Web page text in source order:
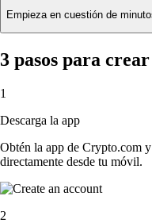
Empieza en cuestión de
3 pasos para
1
Descarga la app
Obtén la app de Crypto.com
directamente desde tu móvil.
2